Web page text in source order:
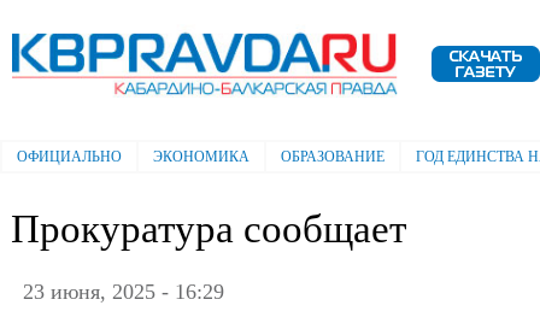
Электронная газета "Кабардино-
Балкарская правда"
Главное меню
ОФИЦИАЛЬНО ЭКОНОМИКА ОБРАЗОВАНИЕ ГОД ЕДИНСТВА
Прокуратура сообщает
23 июня, 2025 - 16:29